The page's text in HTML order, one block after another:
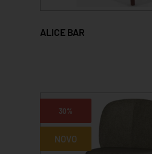
ALICE BAR
30%
NOVO